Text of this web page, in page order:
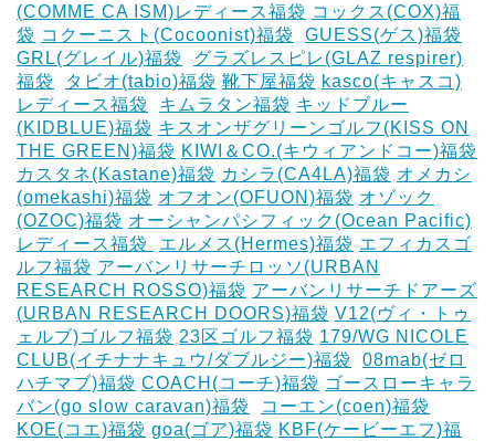
(COMME CA ISM)レディース福袋 コックス(COX)福
袋 コクーニスト(Cocoonist)福袋
GUESS(ゲス)福袋
GRL(グレイル)福袋
グラズレスピレ(GLAZ respirer)
福袋
タビオ(tabio)福袋 靴下屋福袋 kasco(キャスコ)
レディース福袋
キムラタン福袋 キッドブルー
(KIDBLUE)福袋 キスオンザグリーンゴルフ(KISS ON
THE GREEN)福袋 KIWI＆CO.(キウィアンドコー)福袋
カスタネ(Kastane)福袋 カシラ(CA4LA)福袋 ‎オメカシ
(omekashi)福袋 オフオン(OFUON)福袋 オゾック
(OZOC)福袋 オーシャンパシフィック(Ocean Pacific)
レディース福袋 ‎
エルメス(Hermes)福袋 エフィカスゴ
ルフ福袋 アーバンリサーチロッソ(URBAN
RESEARCH ROSSO)福袋 アーバンリサーチドアーズ
(URBAN RESEARCH DOORS)福袋 V12(ヴィ・トゥ
ェルブ)ゴルフ福袋 23区ゴルフ福袋 179/WG NICOLE
CLUB(イチナナキュウ/ダブルジー)福袋
08mab(ゼロ
ハチマブ)福袋 COACH(コーチ)福袋 ゴースローキャラ
バン(go slow caravan)福袋
コーエン(coen)福袋
KOE(コエ)福袋 goa(ゴア)福袋 KBF(ケービーエフ)福